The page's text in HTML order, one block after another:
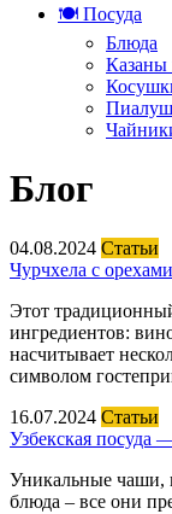
🍽️ Посуда
Блюда
Казаны
Блог
04.08.2024 Статьи
Чурчхела с
Этот
ингредиентов:
насчитывает
символом
16.07.2024 Статьи
Узбекская посуда
Уникальные чаши,
блюда – все они